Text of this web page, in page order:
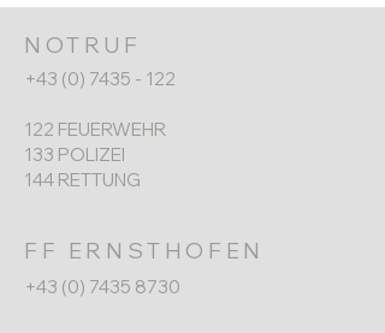
NOTRUF
+43 (0) 7435 - 122
122 FEUERWEHR
133 POLIZEI
144 RETTUNG
FF ERNSTHOFEN
+43 (0) 7435 8730